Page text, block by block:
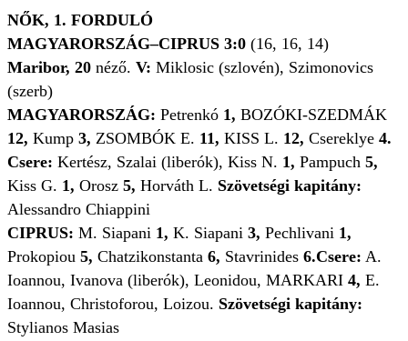
NŐK, 1. FORDULÓ
MAGYARORSZÁG–CIPRUS 3:0 (16, 16, 14)
Maribor, 20 néző. V: Miklosic (szlovén), Szimonovics
(szerb)
MAGYARORSZÁG: Petrenkó 1, BOZÓKI-SZEDMÁK
12, Kump 3, ZSOMBÓK E. 11, KISS L. 12, Csereklye 4.
Csere: Kertész, Szalai (liberók), Kiss N. 1, Pampuch 5,
Kiss G. 1, Orosz 5, Horváth L. Szövetségi kapitány:
Alessandro Chiappini
CIPRUS: M. Siapani 1, K. Siapani 3, Pechlivani 1,
Prokopiou 5, Chatzikonstanta 6, Stavrinides 6.Csere: A.
Ioannou, Ivanova (liberók), Leonidou, MARKARI 4, E.
Ioannou, Christoforou, Loizou. Szövetségi kapitány:
Stylianos Masias